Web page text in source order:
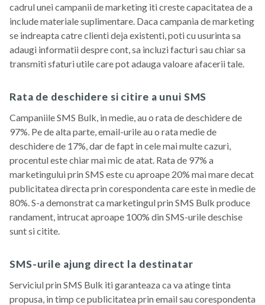
cadrul unei campanii de marketing iti creste capacitatea de a
include materiale suplimentare. Daca campania de marketing
se indreapta catre clienti deja existenti, poti cu usurinta sa
adaugi informatii despre cont, sa incluzi facturi sau chiar sa
transmiti sfaturi utile care pot adauga valoare afacerii tale.
Rata de deschidere si citire a unui SMS
Campaniile SMS Bulk, in medie, au o rata de deschidere de
97%. Pe de alta parte, email-urile au o rata medie de
deschidere de 17%, dar de fapt in cele mai multe cazuri,
procentul este chiar mai mic de atat. Rata de 97% a
marketingului prin SMS este cu aproape 20% mai mare decat
publicitatea directa prin corespondenta care este in medie de
80%. S-a demonstrat ca marketingul prin SMS Bulk produce
randament, intrucat aproape 100% din SMS-urile deschise
sunt si citite.
SMS-urile ajung direct la destinatar
Serviciul prin SMS Bulk iti garanteaza ca va atinge tinta
propusa, in timp ce publicitatea prin email sau corespondenta